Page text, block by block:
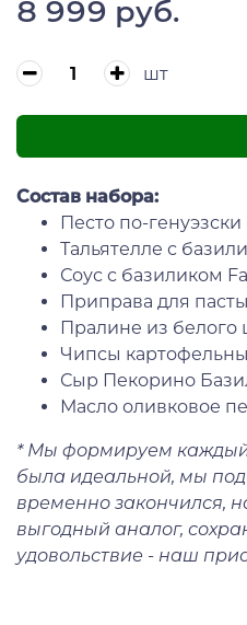
8 999 руб.
шт
Состав набора:
Песто по-
Тальятелле с
Соус с базиликом
Приправа для
Пралине из белого
Чипсы
Сыр Пекорино
Масло оливковое
* Мы формируем каждый
была идеальной, мы
временно закончился,
выгодный аналог,
удовольствие - наш